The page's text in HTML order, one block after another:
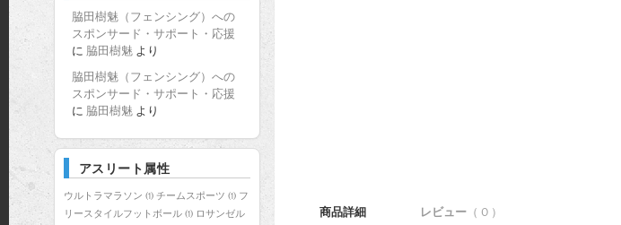
商品詳細 レビュー （ 0 ）
脇田樹魅（フェンシング）への
スポンサード・サポート・応援
に 脇田樹魅 より
脇田樹魅（フェンシング）への
スポンサード・サポート・応援
に 脇田樹魅 より
アスリート属性
ウルトラマラソン (1) チームスポーツ (1) フ
リースタイルフットボール (1) ロサンゼル